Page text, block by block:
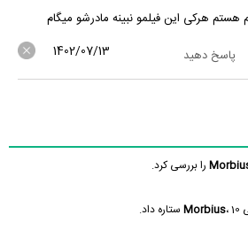
هستم هرکی این فیلمو نبینه مادرشو میگام
پاسخ دهید 1402/07/13
را بررسی کرد.
Morbius، 10 ستاره داد.